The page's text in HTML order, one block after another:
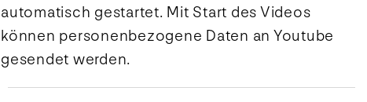
automatisch gestartet. Mit Start des Videos
können personenbezogene Daten an Youtube
gesendet werden.